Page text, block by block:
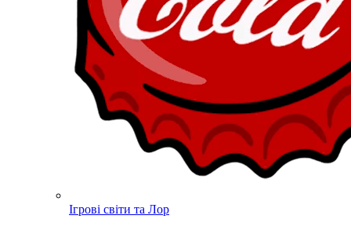
Ігрові світи та Лор